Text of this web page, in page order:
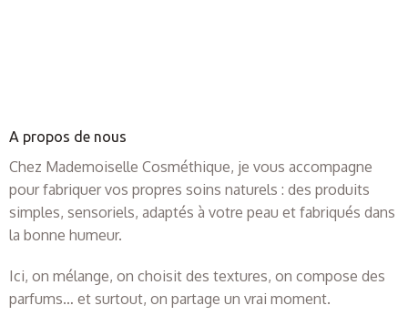
A propos de nous
Chez Mademoiselle Cosméthique, je vous accompagne
pour fabriquer vos propres soins naturels : des produits
simples, sensoriels, adaptés à votre peau et fabriqués dans
la bonne humeur.
Ici, on mélange, on choisit des textures, on compose des
parfums… et surtout, on partage un vrai moment.